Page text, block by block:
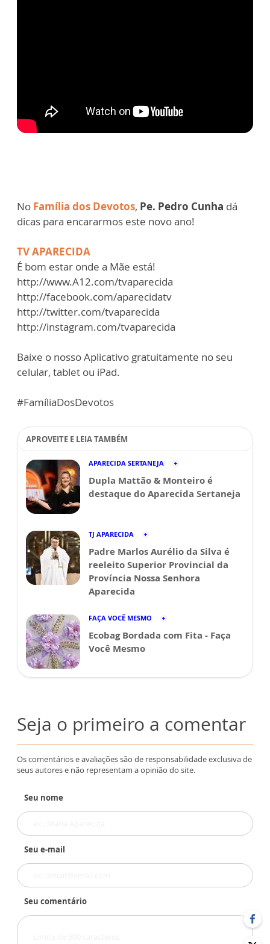
No Família dos Devotos, Pe. Pedro Cunha dá
dicas para encararmos este novo ano!
TV APARECIDA
É bom estar onde a Mãe está!
http://www.A12.com/tvaparecida
http://facebook.com/aparecidatv
http://twitter.com/tvaparecida
http://instagram.com/tvaparecida
Baixe o nosso Aplicativo gratuitamente no seu
celular, tablet ou iPad.
#FamíliaDosDevotos
APROVEITE E LEIA TAMBÉM
APARECIDA SERTANEJA
Dupla Mattão & Monteiro é
destaque do Aparecida Sertaneja
TJ APARECIDA
Padre Marlos Aurélio da Silva é
reeleito Superior Provincial da
Província Nossa Senhora
Aparecida
FAÇA VOCÊ MESMO
Ecobag Bordada com Fita - Faça
Você Mesmo
Seja o primeiro a comentar
Os comentários e avaliações são de responsabilidade exclusiva de
seus autores e não representam a opinião do site.
Seu nome
Seu e-mail
Seu comentário